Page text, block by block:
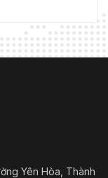
Yên Hòa, Thành